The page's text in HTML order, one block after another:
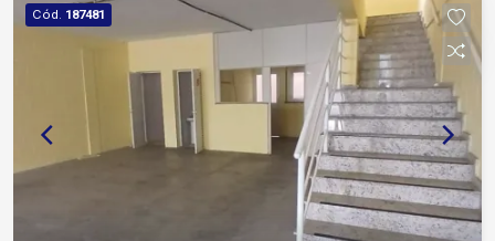
Cód. 187481